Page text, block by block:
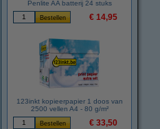
Penlite AA batterij 24 stuks
€ 14,95
123inkt kopieerpapier 1 doos van
2500 vellen A4 - 80 g/m²
€ 33,50